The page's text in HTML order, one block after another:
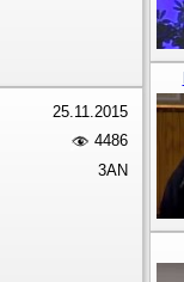
25.11.2015
4486
3AN